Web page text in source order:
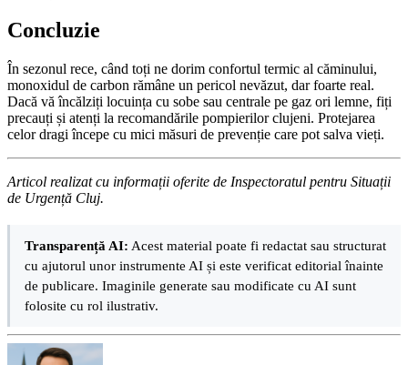
Concluzie
În sezonul rece, când toți ne dorim confortul termic al căminului,
monoxidul de carbon rămâne un pericol nevăzut, dar foarte real.
Dacă vă încălziți locuința cu sobe sau centrale pe gaz ori lemne, fiți
precauți și atenți la recomandările pompierilor clujeni. Protejarea
celor dragi începe cu mici măsuri de prevenție care pot salva vieți.
Articol realizat cu informații oferite de Inspectoratul pentru Situații
de Urgență Cluj.
Transparență AI: Acest material poate fi redactat sau structurat
cu ajutorul unor instrumente AI și este verificat editorial înainte
de publicare. Imaginile generate sau modificate cu AI sunt
folosite cu rol ilustrativ.